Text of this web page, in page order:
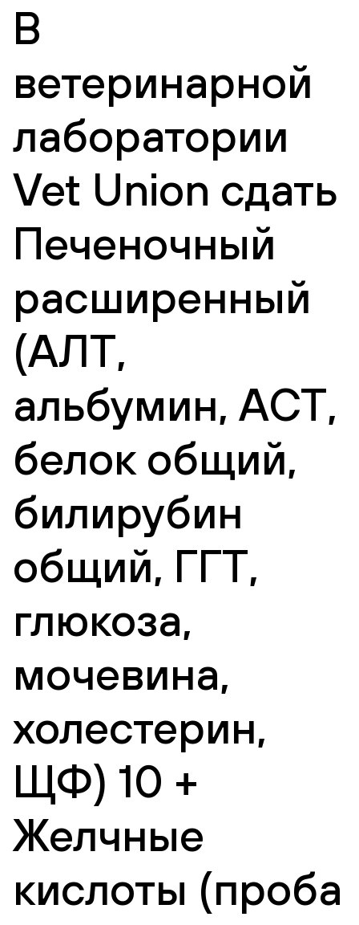
В
ветеринарной
лаборатории
Vet Union сдать
Печеночный
расширенный
(АЛТ,
альбумин, АСТ,
белок общий,
билирубин
общий, ГГТ,
глюкоза,
мочевина,
холестерин,
ЩФ) 10 +
Желчные
кислоты (проба